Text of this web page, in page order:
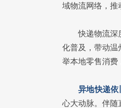
域物流网络，推
快递物流深
化普及，带动温
举本地零售消费
异地快递
心大动脉。伴随